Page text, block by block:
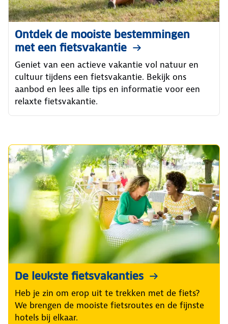
Ontdek de mooiste bestemmingen
met een fietsvakantie
Geniet van een actieve vakantie vol natuur en
cultuur tijdens een fietsvakantie. Bekijk ons
aanbod en lees alle tips en informatie voor een
relaxte fietsvakantie.
De leukste fietsvakanties
Heb je zin om erop uit te trekken met de fiets?
We brengen de mooiste fietsroutes en de fijnste
hotels bij elkaar.